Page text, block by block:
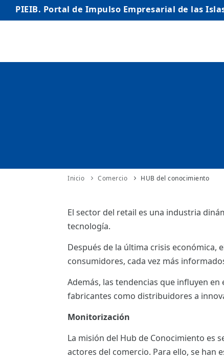
PIEIB. Portal de Impulso Empresarial de las
INICIO
INTERNACIONALIZACIÓN
Inicio Comercio HUB del conocimiento
El sector del retail es una industria
tecnología.
Después de la última crisis
consumidores, cada vez más
Además, las tendencias que influyen
fabricantes como distribuidores a
Monitorización
La misión del Hub de Conocimiento es
actores del comercio. Para ello, se han